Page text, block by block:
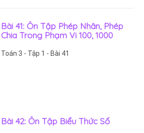
Bài 41: Ôn Tập Phép Nhân, Phép
Chia Trong Phạm Vi 100, 1000
Toán 3 - Tập 1 - Bài 41
Bài 42: Ôn Tập Biểu Thức Số